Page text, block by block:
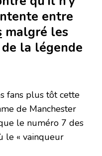
entre
malgré les
la légende
fans plus tôt cette
de Manchester
le numéro 7 des
le « vainqueur